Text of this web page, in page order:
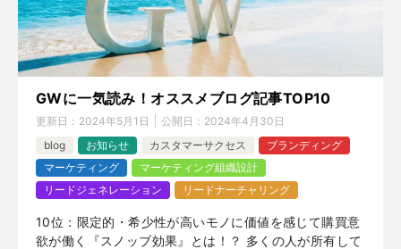
GWに一気読み！オススメブログ記事TOP10
更新日： 2024年5月1日 公開日： 2024年4月30日
blog
お知らせ カスタマーサクセス
ブランディング
マーケティング
マーケティング組織設計
リードジェネレーション
リードナーチャリング
10位：限定的・希少性が高いモノに価値を感じて購買意
欲が働く『スノッブ効果』とは！？ 多くの人が所有して